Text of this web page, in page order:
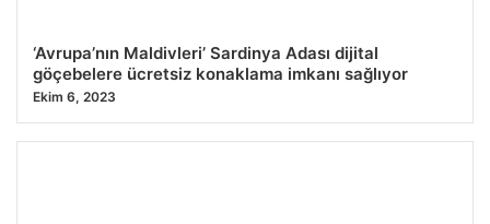
‘Avrupa’nın Maldivleri’ Sardinya Adası dijital
göçebelere ücretsiz konaklama imkanı sağlıyor
Ekim 6, 2023